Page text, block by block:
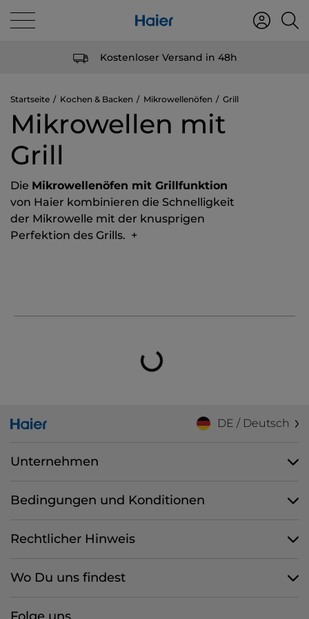
Kostenloser Versand in 48h
Startseite Kochen & Backen Mikrowellenöfen Grill
Mikrowellen mit
Grill
Die Mikrowellenöfen mit Grillfunktion
von Haier kombinieren die Schnelligkeit
der Mikrowelle mit der knusprigen
Perfektion des Grills. +
DE / Deutsch
Unternehmen
Bedingungen und Konditionen
Rechtlicher Hinweis
Wo Du uns findest